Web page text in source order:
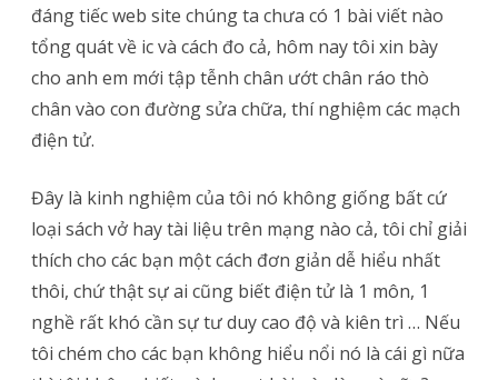
Và
Xác
Định
Của
Chip,
Ic
Hoặc
Các
đáng tiếc web site chúng ta chưa có 1 bài viết nào
tổng quát về ic và cách đo cả, hôm nay tôi xin bày
cho anh em mới tập tễnh chân ướt chân ráo thò
chân vào con đường sửa chữa, thí nghiệm các mạch
điện tử.
Đây là kinh nghiệm của tôi nó không giống bất cứ
loại sách vở hay tài liệu trên mạng nào cả, tôi chỉ giải
thích cho các bạn một cách đơn giản dễ hiểu nhất
thôi, chứ thật sự ai cũng biết điện tử là 1 môn, 1
nghề rất khó cần sự tư duy cao độ và kiên trì … Nếu
tôi chém cho các bạn không hiểu nổi nó là cái gì nữa